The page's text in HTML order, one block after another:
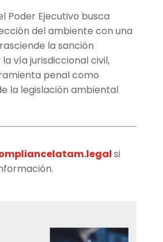
Poder Ejecutivo busca
del ambiente con una
la sanción
vía jurisdiccional civil,
penal como
la legislación ambiental
si